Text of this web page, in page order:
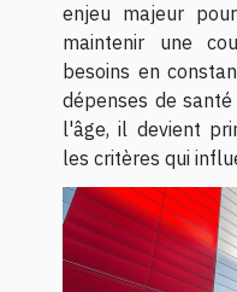
enjeu majeur
maintenir une
besoins en
dépenses de
l'âge, il devient
les critères qui